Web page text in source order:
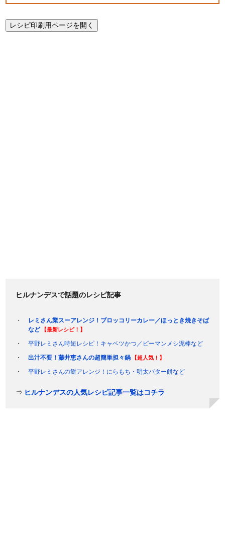
ヒルナンデスで話題のレシピ記事
レミさん業スーアレンジ！ブロッコリーカレー／ほっとき焼きそば
など
【最新レシピ！】
平野レミさん時短レシピ！キャベツかつ／ピーマンメシ泥棒など
出汁不要！藤井恵さんの超簡単担々鍋
【超人気！】
平野レミさんの餅アレンジ！にらもち・明太バター餅など
⇒ ヒルナンデスの人気レシピ記事一覧はコチラ